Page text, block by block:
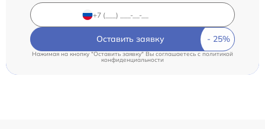
Оставить заявку
Нажимая на кнопку "Оставить заявку" Вы соглашаетесь cполитикой
конфиденциальности